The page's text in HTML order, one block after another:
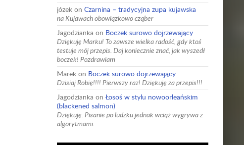
józek on Czarnina – tradycyjna zupa kujawska
na Kujawach obowiązkowo cząber
Jagodzianka on Boczek surowo dojrzewający
Dziękuję Marku! To zawsze wielka radość, gdy ktoś
testuje mój przepis. Daj koniecznie znać, jak wyszedł
boczek! Pozdrawiam
Marek on Boczek surowo dojrzewający
Dzisiaj Robię!!!! Pierwszy raz! Dziękuję za przepis!!!
Jagodzianka on Łosoś w stylu nowoorleańskim
(blackened salmon)
Dziękuję. Pisanie po ludzku jednak wciąż wygrywa z
algorytmami.